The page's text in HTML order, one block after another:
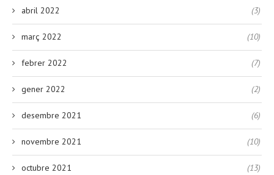
abril 2022 (3)
març 2022 (10)
febrer 2022 (7)
gener 2022 (2)
desembre 2021 (6)
novembre 2021 (10)
octubre 2021 (13)